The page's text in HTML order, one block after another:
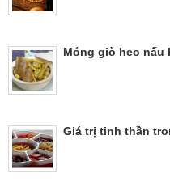
Móng giò heo nấu
Giá trị tinh thần